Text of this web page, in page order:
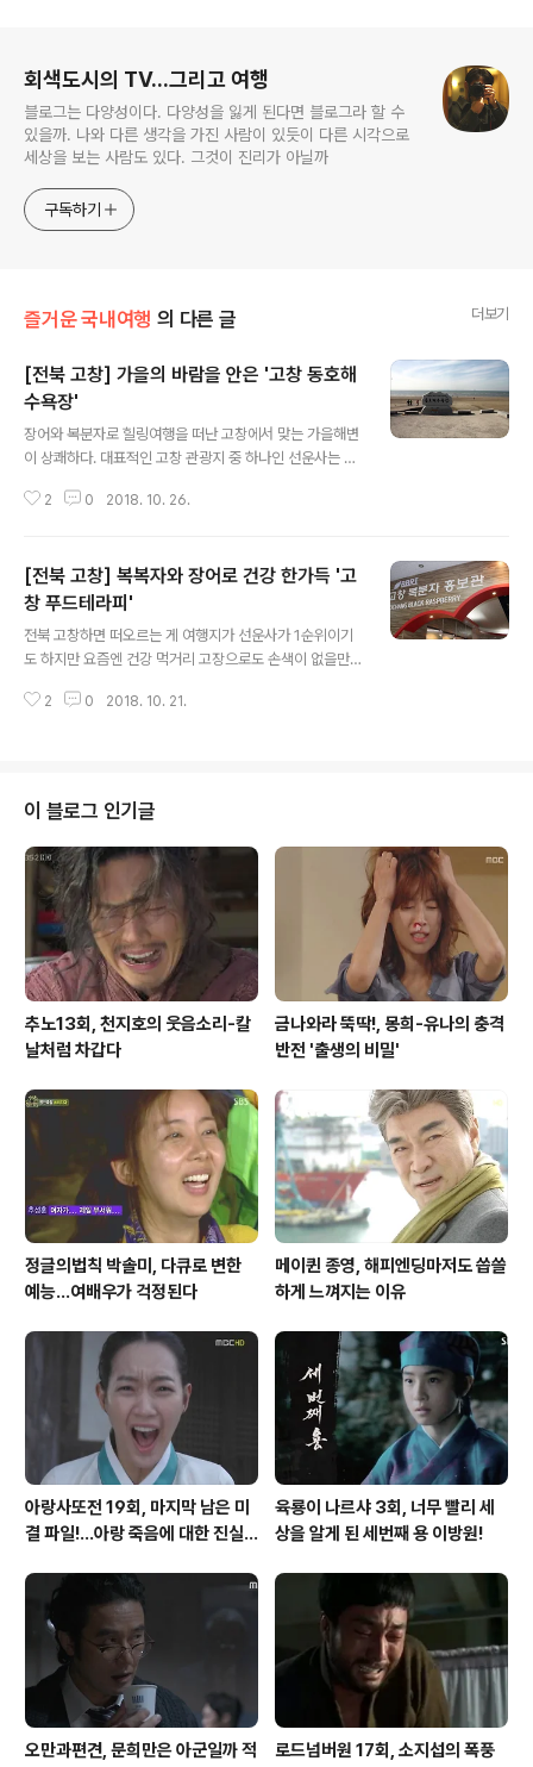
회색도시의 TV...그리고 여행
블로그는 다양성이다. 다양성을 잃게 된다면 블로그라 할 수
있을까. 나와 다른 생각을 가진 사람이 있듯이 다른 시각으로
세상을 보는 사람도 있다. 그것이 진리가 아닐까
구독하기
즐거운 국내여행 의 다른 글 더보기
[전북 고창] 가을의 바람을 안은 '고창 동호해
수욕장'
장어와 복분자로 힐링여행을 떠난 고창에서 맞는 가을해변
이 상쾌하다. 대표적인 고창 관광지 중 하나인 선운사는 사
흰눈이 쌓인 사찰의 풍경과 함께 어울러져 1~4월경 개화
천은 강물과 바닷물이 만나는 풍천지역으로 이곳에서 잡히
는 장어는 특히 몸에 좋다고 한다. 옛 이야기속에서 선운사
주진천에서 잡히는 장어 이야기가 전해진다. 어느 옛날 금
실좋은 노부부에게 한가지 걱정거리가 있었는데, 다름아닌
산신령이 나타나 선운사 인근의 냇가에서 잡히는 고기를
2 0 2018. 10. 26.
[전북 고창] 복복자와 장어로 건강 한가득 '고
창 푸드테라피'
전북 고창하면 떠오르는 게 여행지가 선운사가 1순위이기
도 하지만 요즘엔 건강 먹거리 고장으로도 손색이 없을만
풍천장어로 몸보신했다는 얘기들을 많이 하는데, '풍천'이
로 풍천장어는 이런 바닷물과 강물이 합류되는 곳에서 잡
히는 장어를 뜻하는 말로 영양이 풍부하다고 해서 '풍천장
어'라고 한다. 전북 고창에 위치한 '베리&바이어 식품연구
소'라는 곳에선 고창의 특산품인 복분자를 이용한 다양한
식품을 연구해 농가에 보급하는 곳이다. 베리&바이오 식품
연구소 주변으로는 복분자를 키우는 농가들이..
2 0 2018. 10. 21.
이 블로그 인기글
추노13회, 천지호의 웃음소리-칼
날처럼 차갑다
금나와라 뚝딱!, 몽희-유나의 충격
반전 '출생의 비밀'
정글의법칙 박솔미, 다큐로 변한
예능...여배우가 걱정된다
메이퀸 종영, 해피엔딩마저도 씁쓸
하게 느껴지는 이유
아랑사또전 19회, 마지막 남은 미
결 파일!...아랑 죽음에 대한 진실
육룡이 나르샤 3회, 너무 빨리 세
상을 알게 된 세번째 용 이방원!
오만과편견, 문희만은 아군일까 적
로드넘버원 17회, 소지섭의 폭풍